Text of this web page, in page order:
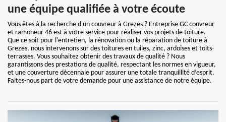
une équipe qualifiée à votre écoute
Vous êtes à la recherche d'un couvreur à Grezes ? Entreprise GC couvreur
et ramoneur 46 est à votre service pour réaliser vos projets de toiture.
Que ce soit pour l'entretien, la rénovation ou la réparation de toiture à
Grezes, nous intervenons sur des toitures en tuiles, zinc, ardoises et toits-
terrasses. Vous souhaitez obtenir des travaux de qualité ? Nous
garantissons des prestations de qualité, respectant les normes en vigueur,
et une couverture décennale pour assurer une totale tranquillité d’esprit.
Faites-nous part de votre demande pour une assistance de notre équipe.